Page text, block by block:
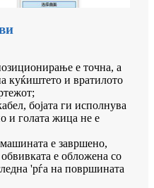
е точна, а
куќиштето и вратилото
бојата ги исполнува
и голата жица не е
е завршено,
е обложена со
'рѓа на површината